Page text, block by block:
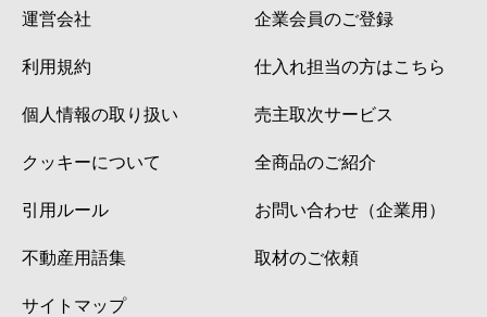
運営会社
利用規約
個人情報の取り扱い
クッキーについて
引用ルール
不動産用語集
サイトマップ
企業会員のご登録
仕入れ担当の方はこちら
売主取次サービス
全商品のご紹介
お問い合わせ（企業用）
取材のご依頼